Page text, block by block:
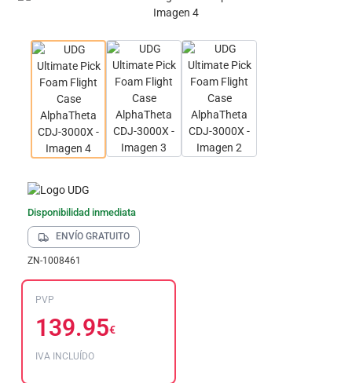
Disponibilidad inmediata
ENVÍO GRATUITO
ZN-1008461
PVP
139.95€
IVA INCLUÍDO